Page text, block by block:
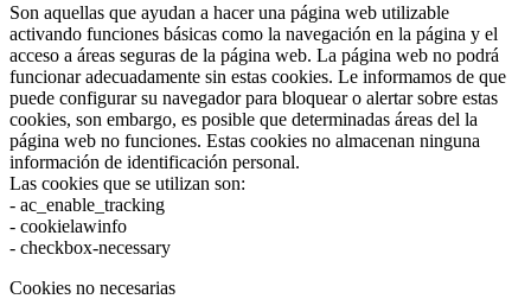
Son aquellas que ayudan a hacer una página web utilizable
activando funciones básicas como la navegación en la página y el
acceso a áreas seguras de la página web. La página web no podrá
funcionar adecuadamente sin estas cookies. Le informamos de que
puede configurar su navegador para bloquear o alertar sobre estas
cookies, son embargo, es posible que determinadas áreas del la
página web no funciones. Estas cookies no almacenan ninguna
información de identificación personal.
Las cookies que se utilizan son:
- ac_enable_tracking
- cookielawinfo
- checkbox-necessary
Cookies no necesarias